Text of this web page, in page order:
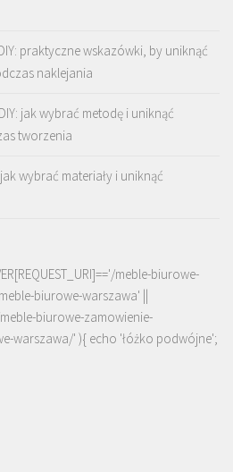
praktyczne wskazówki, by uniknąć
naklejania
jak wybrać metodę i uniknąć
tworzenia
wybrać materiały i uniknąć
meble-biurowe-
biurowe-warszawa' ||
meble-biurowe-zamowienie-
warszawa/' ){ echo 'łóżko podwójne';